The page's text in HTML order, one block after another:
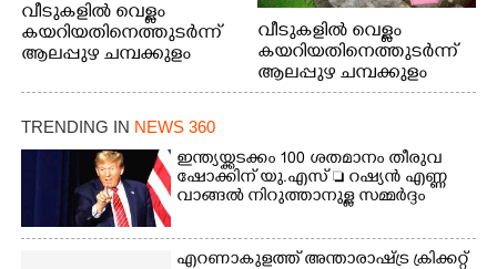
വീടുകളിൽ വെള്ളം
കയറിയതിനെത്തുടർന്ന്
ആലപ്പുഴ ചമ്പക്കുളം
പോരൂക്കര സെൻട്രൽ
സ്കൂളിലെ ദുരിതാശ്വാസ
ക്യാമ്പിലെത്തിയവർ
വസ്ത്രങ്ങൾ
ഉണക്കാനിട്ടിരിക്കുന്ന
ഗോൾപോസ്റ്റിന് മുന്നിൽ
ഫുട്ബോൾ കളികളിൽ
ഏർപ്പെട്ടിരിക്കുന്ന
വീടുകളിൽ വെള്ളം
കയറിയതിനെത്തുടർന്ന്
ആലപ്പുഴ ചമ്പക്കുളം
ഫാദർ തോമസ്
ക്യാമ്പിലെത്തിയവർ മഴ
മാറിനിന്ന ഇടവേളയിൽ
ക്യാമ്പ് പരിസരത്ത്
ഉണക്കാനിടുന്ന കാഴ്ച.
TRENDING IN NEWS 360
ഇന്ത്യയ്ക്കടക്കം 100 ശതമാനം തീരുവ
ഷോക്കിന് യു.എസ്  റഷ്യൻ എണ്ണ
വാങ്ങൽ നിറുത്താനുള്ള സമ്മർദ്ദം
എറണാകുളത്ത് അന്താരാഷ്ട്ര ക്രിക്കറ്റ്